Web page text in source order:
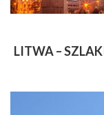
LITWA –